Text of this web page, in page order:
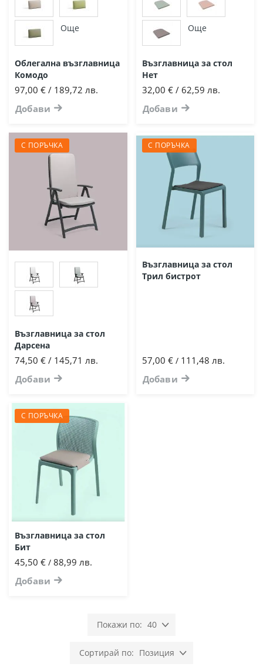
Още
Облегална възглавница
Комодо
97,00 € / 189,72 лв.
Добави
Още
Възглавница за стол
Нет
32,00 € / 62,59 лв.
Добави
С ПОРЪЧКА
Възглавница за стол
Дарсена
74,50 € / 145,71 лв.
Добави
С ПОРЪЧКА
Възглавница за стол
Трил бистрот
57,00 €/ 111,48 лв.
Добави
С ПОРЪЧКА
Възглавница за стол
Бит
45,50 € / 88,99 лв.
Добави
40
Позиция